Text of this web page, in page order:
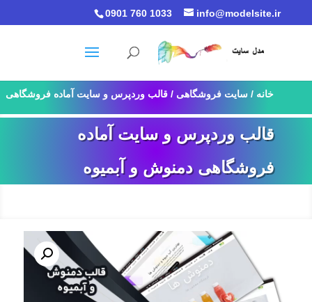
0901 760 1033 info@modelsite.ir
خانه / سایت فروشگاهی / قالب وردپرس و سایت آماده فروشگاهی
قالب وردپرس و سایت آماده
فروشگاهی دمنوش و آبمیوه